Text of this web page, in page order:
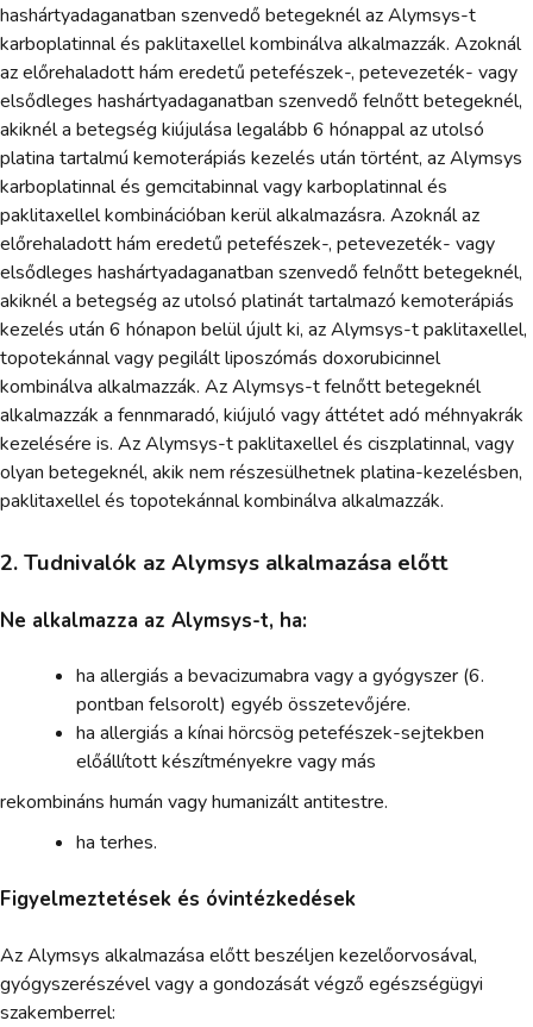
hashártyadaganatban szenvedő betegeknél az Alymsys-t
karboplatinnal és paklitaxellel kombinálva alkalmazzák. Azoknál
az előrehaladott hám eredetű petefészek-, petevezeték- vagy
elsődleges hashártyadaganatban szenvedő felnőtt betegeknél,
akiknél a betegség kiújulása legalább 6 hónappal az utolsó
platina tartalmú kemoterápiás kezelés után történt, az Alymsys
karboplatinnal és gemcitabinnal vagy karboplatinnal és
paklitaxellel kombinációban kerül alkalmazásra. Azoknál az
előrehaladott hám eredetű petefészek-, petevezeték- vagy
elsődleges hashártyadaganatban szenvedő felnőtt betegeknél,
akiknél a betegség az utolsó platinát tartalmazó kemoterápiás
kezelés után 6 hónapon belül újult ki, az Alymsys-t paklitaxellel,
topotekánnal vagy pegilált liposzómás doxorubicinnel
kombinálva alkalmazzák. Az Alymsys-t felnőtt betegeknél
alkalmazzák a fennmaradó, kiújuló vagy áttétet adó méhnyakrák
kezelésére is. Az Alymsys-t paklitaxellel és ciszplatinnal, vagy
olyan betegeknél, akik nem részesülhetnek platina-kezelésben,
paklitaxellel és topotekánnal kombinálva alkalmazzák.
2. Tudnivalók az Alymsys alkalmazása előtt
Ne alkalmazza az Alymsys-t, ha:
ha allergiás a bevacizumabra vagy a gyógyszer (6.
pontban felsorolt) egyéb összetevőjére.
ha allergiás a kínai hörcsög petefészek-sejtekben
előállított készítményekre vagy más
rekombináns humán vagy humanizált antitestre.
ha terhes.
Figyelmeztetések és óvintézkedések
Az Alymsys alkalmazása előtt beszéljen kezelőorvosával,
gyógyszerészével vagy a gondozását végző egészségügyi
szakemberrel: